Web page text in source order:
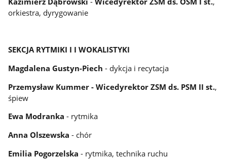
orkiestra, dyrygowanie
SEKCJA RYTMIKI I I WOKALISTYKI
Magdalena Gustyn-Piech - dykcja i recytacja
Przemysław Kummer - Wicedyrektor ZSM ds. PSM II st.,
śpiew
Ewa Modranka - rytmika
Anna Olszewska - chór
Emilia Pogorzelska - rytmika, technika ruchu